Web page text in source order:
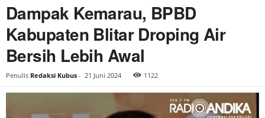
Dampak Kemarau, BPBD
Kabupaten Blitar Droping Air
Bersih Lebih Awal
Penulis Redaksi Kubus - 21 Juni 2024 1122